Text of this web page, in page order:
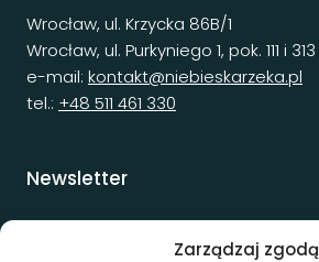
Zarządzaj zgodą
Wrocław, ul. Krzycka 86B/1
Wrocław, ul. Purkyniego 1, pok. 111 i 313
e-mail: kontakt@niebieskarzeka.pl
tel.: +48 511 461 330
Newsletter
Psychiatra Wrocław